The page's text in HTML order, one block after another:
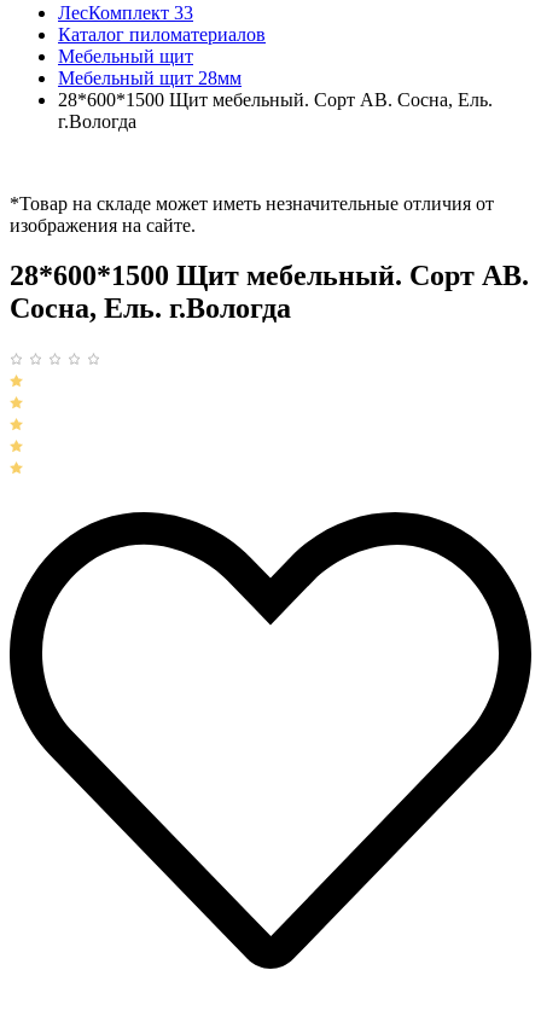
ЛесКомплект 33
Каталог пиломатериалов
Мебельный щит
Мебельный щит 28мм
28*600*1500 Щит мебельный. Сорт АВ. Сосна, Ель.
г.Вологда
*Товар на складе может иметь незначительные отличия от
изображения на сайте.
28*600*1500 Щит мебельный. Сорт АВ.
Сосна, Ель. г.Вологда